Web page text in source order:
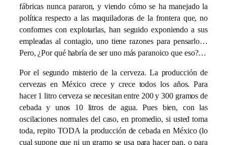
fábricas nunca pararon, y viendo cómo se ha manejado la
política respecto a las maquiladoras de la frontera que, no
conformes con explotarlas, han seguido exponiendo a sus
empleadas al contagio, uno tiene razones para pensarlo…
Pero, ¿Por qué habría de ser uno más paranoico que eso?…
Por el segundo misterio de la cerveza. La producción de
cervezas en México crece y crece todos los años. Para
hacer 1 litro cerveza se necesitan entre 200 y 300 gramos de
cebada y unos 10 litros de agua. Pues bien, con las
oscilaciones normales del caso, en promedio, si usted toma
toda, repito TODA la producción de cebada en México (lo
cual supone que ni un gramo se usa para hacer pan, o para